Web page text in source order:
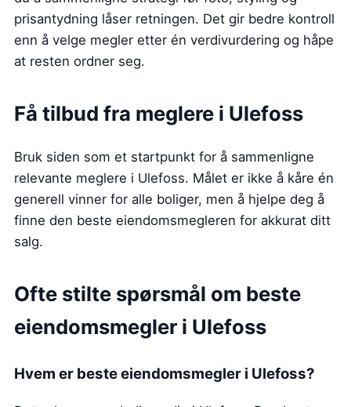
prisantydning låser retningen. Det gir bedre kontroll
enn å velge megler etter én verdivurdering og håpe
at resten ordner seg.
Få tilbud fra meglere i Ulefoss
Bruk siden som et startpunkt for å sammenligne
relevante meglere i Ulefoss. Målet er ikke å kåre én
generell vinner for alle boliger, men å hjelpe deg å
finne den beste eiendomsmegleren for akkurat ditt
salg.
Ofte stilte spørsmål om beste
eiendomsmegler i Ulefoss
Hvem er beste eiendomsmegler i Ulefoss?